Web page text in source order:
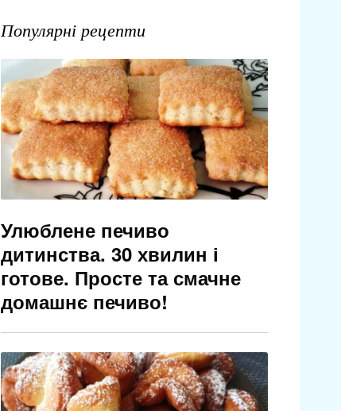
Популярні рецепти
Улюблене печиво
дитинства. 30 хвилин і
готове. Просте та смачне
домашнє печиво!